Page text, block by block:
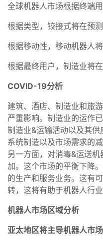
全球机器人市场根据终端
根据类型，铰接式将在预测
根据移动性，移动机器人
根据最终用户，制造业将
COVID-19分析
建筑、酒店、制造业和旅
严重影响。制造业的运作
制造业&运输活动以及其
系统制造以及市场需求的
另一方面，对消毒&运送
加。这个市场的平衡下降
的生产和服务业务。这有
转，这将有助于机器人行业
机器人市场区域分析
亚太地区将主导机器人市场